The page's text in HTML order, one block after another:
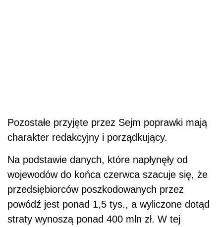
Pozostałe przyjęte przez Sejm poprawki mają
charakter redakcyjny i porządkujący.
Na podstawie danych, które napłynęły od
wojewodów do końca czerwca szacuje się, że
przedsiębiorców poszkodowanych przez
powódź jest ponad 1,5 tys., a wyliczone dotąd
straty wynoszą ponad 400 mln zł. W tej